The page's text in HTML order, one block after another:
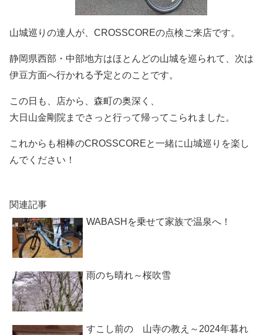
山城巡りの達人が、CROSSCOREの点検ご来店です。
静岡県西部・中部地方はほとんどの山城を巡られて、次は
伊豆方面へ行かれる予定とのことです。
この日も、店から、森町の奥深く、
大日山金剛院までさっと行って帰ってこられました。
これからも相棒のCROSSCOREと一緒に山城巡りを楽し
んでください！
関連記事
WABASHを乗せて家族で温泉へ！
雨のち晴れ～桜吹雪
すこし前の 山寺の教え～2024年暮れ